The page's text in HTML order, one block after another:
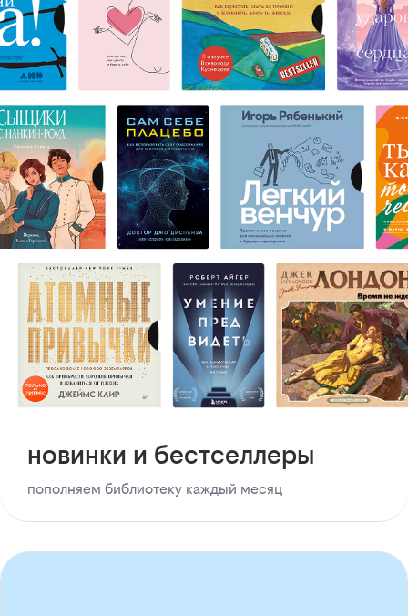
новинки и бестселлеры
пополняем библиотеку каждый месяц